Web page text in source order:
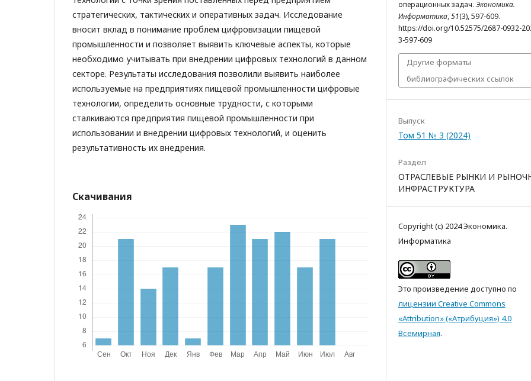
стратегических, тактических и оперативных задач. Исследование
вносит вклад в понимание проблем цифровизации пищевой
промышленности и позволяет выявить ключевые аспекты, которые
необходимо учитывать при внедрении цифровых технологий в данном
секторе. Результаты исследования позволили выявить наиболее
используемые на предприятиях пищевой промышленности цифровые
технологии, определить основные трудности, с которыми
сталкиваются предприятия пищевой промышленности при
использовании и внедрении цифровых технологий, и оценить
результативность их внедрения.
Скачивания
операционных задач. Экономика.
Информатика,51(3), 597-609.
https://doi.org/10.52575/2687-0932-
3-597-609
Другие форматы
библиографических ссылок
Выпуск
Том 51 № 3 (2024)
Раздел
ОТРАСЛЕВЫЕ РЫНКИ И
ИНФРАСТРУКТУРА
Copyright (c) 2024 Экономика.
Информатика
Это произведение доступно по
лицензии Creative Commons
«Attribution» («Атрибуция») 4.0
Всемирная.